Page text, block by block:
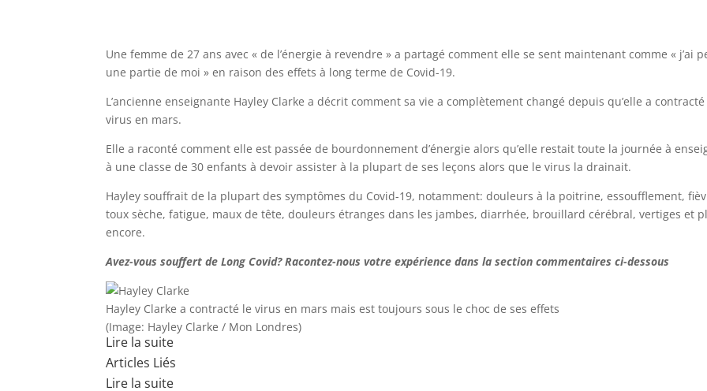
Une femme de 27 ans avec « de l’énergie à revendre » a partagé comment elle se sent maintenant comme « j’ai
une partie de moi » en raison des effets à long terme de Covid-19.
L’ancienne enseignante Hayley Clarke a décrit comment sa vie a complètement changé depuis qu’elle a contracté
virus en mars.
Elle a raconté comment elle est passée de bourdonnement d’énergie alors qu’elle restait toute la journée à
à une classe de 30 enfants à devoir assister à la plupart de ses leçons alors que le virus la drainait.
Hayley souffrait de la plupart des symptômes du Covid-19, notamment: douleurs à la poitrine, essoufflement,
toux sèche, fatigue, maux de tête, douleurs étranges dans les jambes, diarrhée, brouillard cérébral, vertiges et
encore.
Avez-vous souffert de Long Covid? Racontez-nous votre expérience dans la section commentaires ci-dessous
Hayley Clarke a contracté le virus en mars mais est toujours sous le choc de ses effets
(Image: Hayley Clarke / Mon Londres)
Lire la suite
Articles Liés
Lire la suite